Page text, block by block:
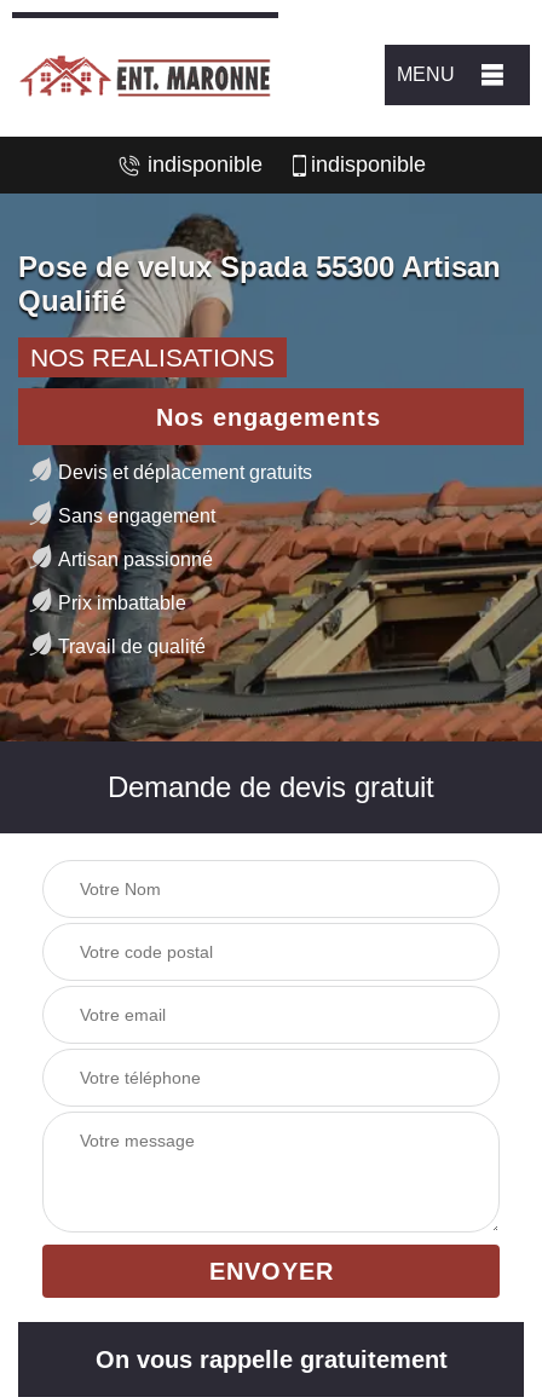
MENU
indisponible indisponible
Pose de velux Spada 55300 Artisan
Qualifié
NOS REALISATIONS
Nos engagements
Devis et déplacement gratuits
Sans engagement
Artisan passionné
Prix imbattable
Travail de qualité
Demande de devis gratuit
On vous rappelle gratuitement